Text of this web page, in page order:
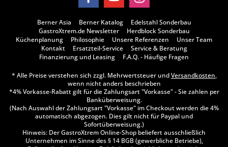
Berner Asia Berner Katalog
Edelstahl Sonderbau
GastroXtrem.de Newsletter
Herdblock Sonderbau
Küchenplanung
Philosophie Unsere Referenzen
Unser Team
Kontakt
Ersatzteil-Service
Service & Beratung
Finanzierung und Leasing
F.A.Q. - Häufige Fragen
* Alle Preise verstehen sich zzgl. Mehrwertsteuer undVersandkosten,
wenn nicht anders beschrieben
*4% Vorkasse-Rabatt gilt für die Zahlungsart "Vorkasse" - Sie zahlen per
Banküberweisung.
(Nach Auswahl der Zahlungsart "Vorkasse" im Checkout werden die 4%
automatisch abgezogen. Dies gilt nicht für Paypal und
Sofortüberweisung.)
Hinweis: Der GastroXtrem Online-Shop beliefert ausschließlich
Unternehmen im Sinne des § 14 BGB (gewerbliche Betriebe),